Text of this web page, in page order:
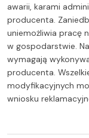
awarii, karami
producenta.
uniemożliwia pracę
w gospodarstwie.
wymagają
producenta.
modyfikacyjnych
wniosku